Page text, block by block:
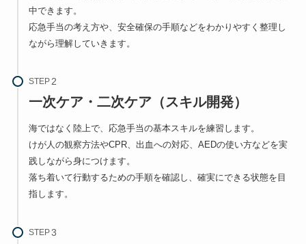
中できます。
応急手当の考え方や、安全確保の手順などをわかりやすく整理し
ながら理解していきます。
STEP
一次ケア・二次ケア（スキル開発）
海ではなく陸上で、応急手当の基本スキルを練習します。
けが人の観察方法やCPR、出血への対応、AEDの使い方などを実
践しながら身につけます。
落ち着いて行動するための手順を確認し、確実にできる状態を目
指します。
STEP